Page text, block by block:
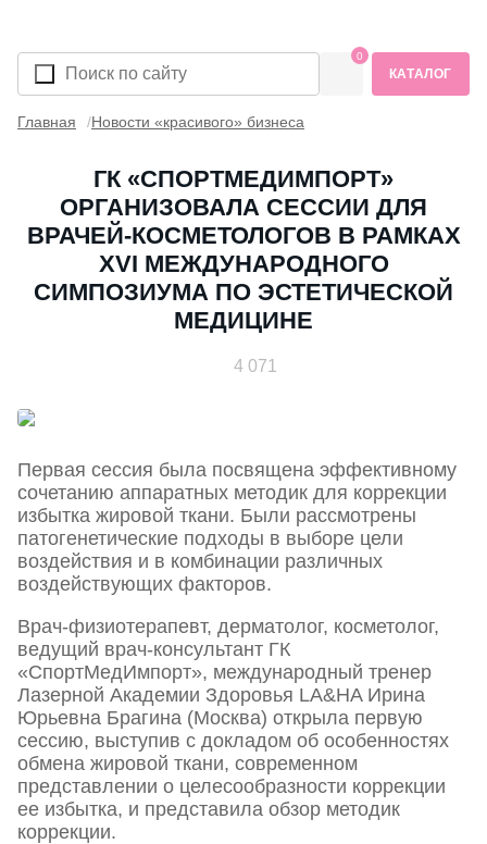
0
КАТАЛОГ
Главная Новости «красивого» бизнеса
ГК «СПОРТМЕДИМПОРТ»
ОРГАНИЗОВАЛА СЕССИИ ДЛЯ
ВРАЧЕЙ-КОСМЕТОЛОГОВ В РАМКАХ
XVI МЕЖДУНАРОДНОГО
СИМПОЗИУМА ПО ЭСТЕТИЧЕСКОЙ
МЕДИЦИНЕ
4 071
Первая сессия была посвящена эффективному
сочетанию аппаратных методик для коррекции
избытка жировой ткани. Были рассмотрены
патогенетические подходы в выборе цели
воздействия и в комбинации различных
воздействующих факторов.
Врач-физиотерапевт, дерматолог, косметолог,
ведущий врач-консультант ГК
«СпортМедИмпорт», международный тренер
Лазерной Академии Здоровья LA&HA Ирина
Юрьевна Брагина (Москва) открыла первую
сессию, выступив с докладом об особенностях
обмена жировой ткани, современном
представлении о целесообразности коррекции
ее избытка, и представила обзор методик
коррекции.